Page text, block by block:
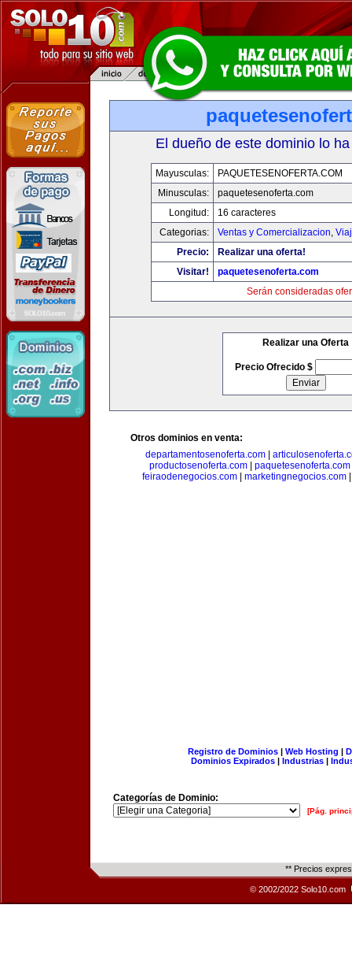
El dueño de este dominio lo
Mayusculas:
PAQUETESENOFERTA.COM
Minusculas:
paquetesenoferta.com
Longitud:
16 caracteres
Categorias:
Ventas y Comercializacion,
Precio:
Realizar una oferta!
Visitar!
paquetesenoferta.com
Serán consideradas
Realizar una Oferta
Precio Ofrecido $
Otros dominios en venta:
departamentosenoferta.com
productosenoferta.com| paquetesenoferta.com
feiraodenegocios.com
marketingnegocios.com
Registro de Dominios| Web Hosting |
Dominios Expirados | Industrias |
Categorías de Dominio:
[Pág.
** Precios
© 2002/2022 Solo10.com